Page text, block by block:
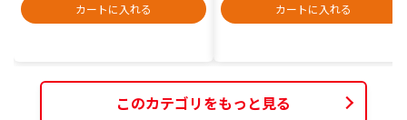
カートに入れる
カートに入れる
このカテゴリをもっと見る